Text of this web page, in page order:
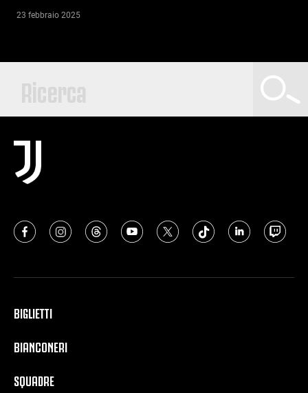
23 febbraio 2025
BIGLIETTI
BIANCONERI
SQUADRE